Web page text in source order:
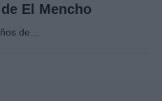
El Mencho
de…